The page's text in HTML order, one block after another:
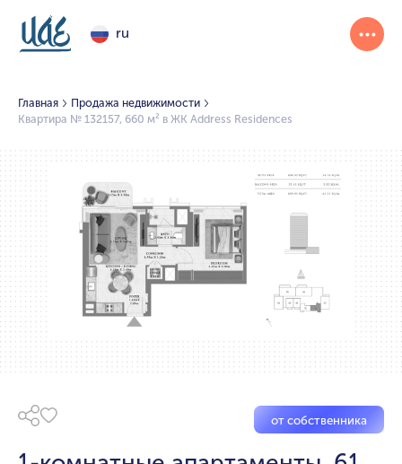
ru
Главная
Продажа недвижимости
Квартира № 132157, 660 м² в ЖК Address Residences
от собственника
1/2